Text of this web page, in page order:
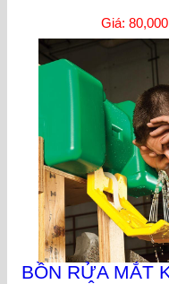
Giá:
BỒN RỬA MẮT